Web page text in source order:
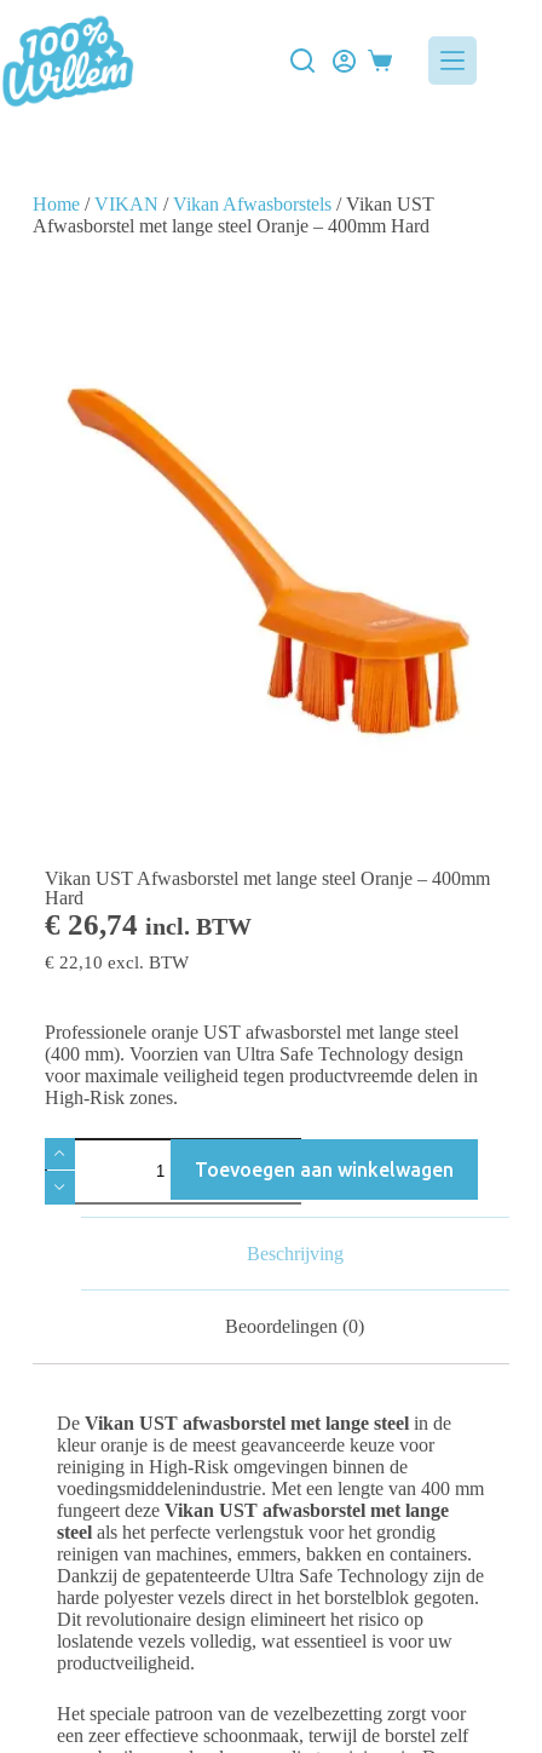
Home/VIKAN /Vikan Afwasborstels/ Vikan UST
Afwasborstel met lange steel Oranje – 400mm Hard
Vikan UST Afwasborstel met lange steel Oranje – 400mm
Hard
€26,74 incl. BTW
€22,10 excl. BTW
Professionele oranje UST afwasborstel met lange steel
(400 mm). Voorzien van Ultra Safe Technology design
voor maximale veiligheid tegen productvreemde delen in
High-Risk zones.
Toevoegen aan winkelwagen
Beschrijving
Beoordelingen (0)
De Vikan UST afwasborstel met lange steelin de
kleur oranje is de meest geavanceerde keuze voor
reiniging in High-Risk omgevingen binnen de
voedingsmiddelenindustrie. Met een lengte van 400 mm
fungeert deze Vikan UST afwasborstel met lange
steelals het perfecte verlengstuk voor het grondig
reinigen van machines, emmers, bakken en containers.
Dankzij de gepatenteerde Ultra Safe Technology zijn de
harde polyester vezels direct in het borstelblok gegoten.
Dit revolutionaire design elimineert het risico op
loslatende vezels volledig, wat essentieel is voor uw
productveiligheid.
Het speciale patroon van de vezelbezetting zorgt voor
een zeer effectieve schoonmaak, terwijl de borstel zelf